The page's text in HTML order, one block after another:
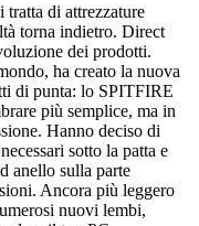
di attrezzature
torna indietro. Direct
dei prodotti.
ha creato la nuova
di punta: lo SPITFIRE
più semplice, ma in
Hanno deciso di
sotto la patta e
anello sulla parte
Ancora più leggero
nuovi lembi,